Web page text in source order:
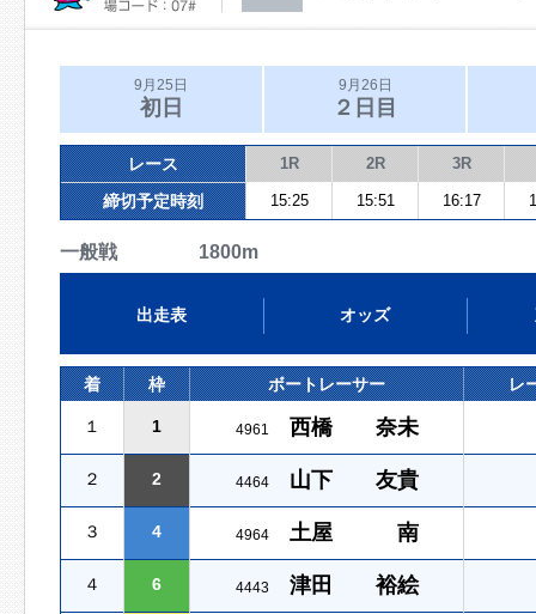
9月25日
初日
9月26日
２日目
レース 1R 2R 3R
締切予定時刻 15:25 15:51 16:17
一般戦 1800m
出走表 オッズ
着 枠 ボートレーサー レ
１ 1 4961 西橋 奈未
２ 2 4464 山下 友貴
３ 4 4964 土屋 南
４ 6 4443 津田 裕絵